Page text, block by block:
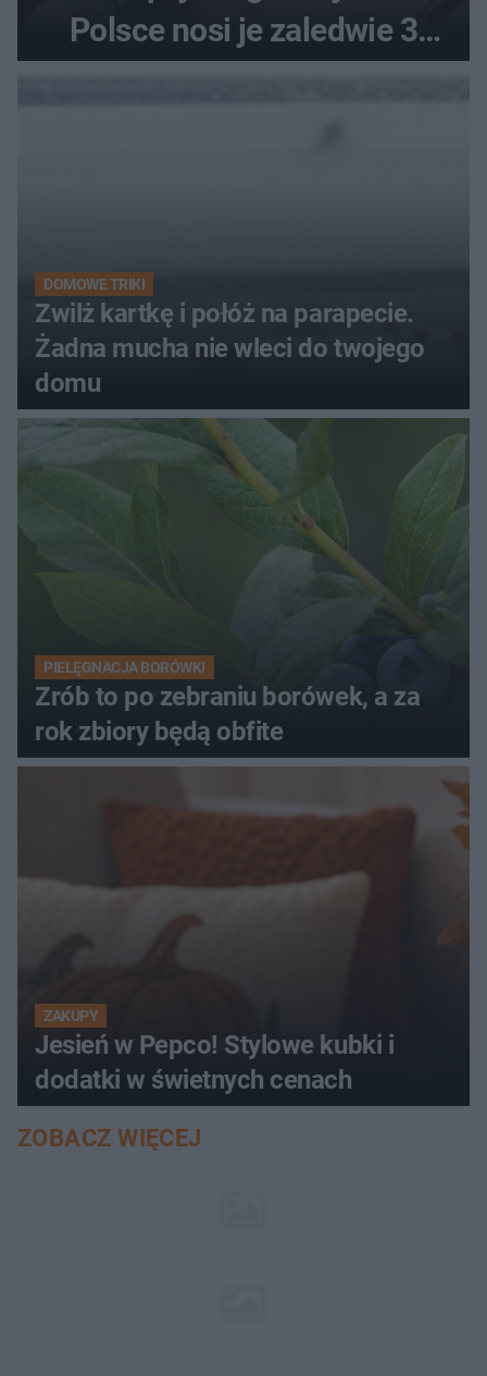
Polsce nosi je zaledwie 3
kobiety
DOMOWE TRIKI
Zwilż kartkę i połóż na parapecie.
Żadna mucha nie wleci do twojego
domu
PIELĘGNACJA BORÓWKI
Zrób to po zebraniu borówek, a za
rok zbiory będą obfite
ZAKUPY
Jesień w Pepco! Stylowe kubki i
dodatki w świetnych cenach
ZOBACZ WIĘCEJ